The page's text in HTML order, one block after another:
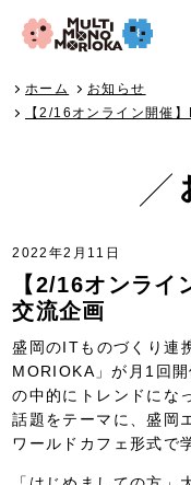
ホーム
お知らせ
【2/16オンライン開催
2022年2月11日
【2/16オンライ
交流企画
盛岡のITものづくり連
MORIOKA」が月1回
の中的にトレンドにな
話題をテーマに、盛岡
ワールドカフェ形式で